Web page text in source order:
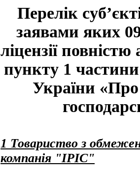
Перелік
заявами яких
ліцензії
пункту 1 частини
України «Про
1 Товариство з
компанія "ІРІС"